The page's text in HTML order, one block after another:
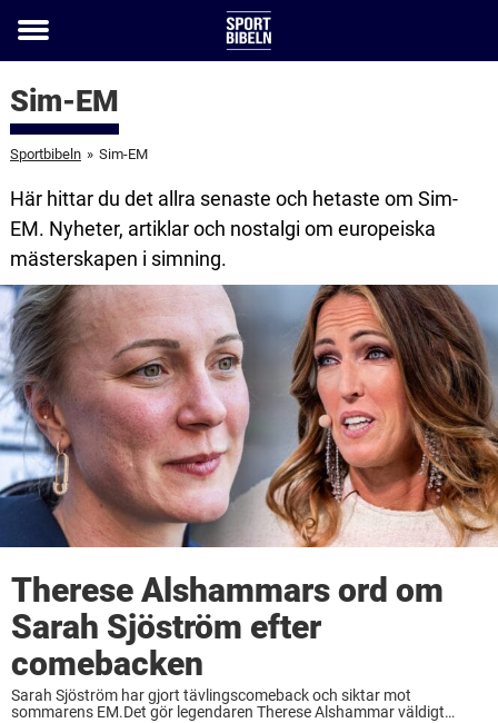
Toggle
Sim-EM
Sportbibeln » Sim-EM
Här hittar du det allra senaste och hetaste om Sim-
EM. Nyheter, artiklar och nostalgi om europeiska
mästerskapen i simning.
Therese Alshammars ord om
Sarah Sjöström efter
comebacken
Sarah Sjöström har gjort tävlingscomeback och siktar mot
sommarens EM.Det gör legendaren Therese Alshammar väldigt